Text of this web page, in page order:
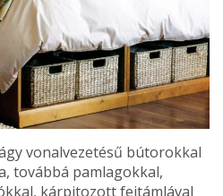
vonalvezetésű bútorokkal
továbbá pamlagokkal,
kárpitozott fejtámlával